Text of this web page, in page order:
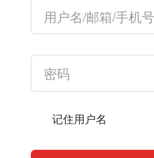
记住用户名